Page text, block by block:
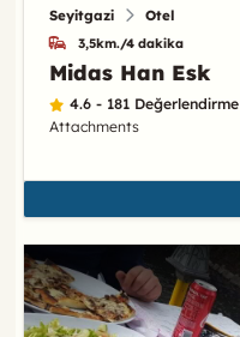
Seyitgazi Otel
3,5km./4 dakika
Midas Han Esk
4.6 - 181 Değerlendirme
Attachments